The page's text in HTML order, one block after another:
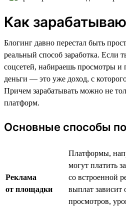
Как
Блогинг давно перестал быть
реальный способ заработка. Если
соцсетей, набираешь просмотры и
деньги — это уже доход, с
Причем зарабатывать можно не
платформ.
Основные способы
Реклама
от площадки
Платформы,
могут платить
со встроенной
выплат зависит
просмотров,